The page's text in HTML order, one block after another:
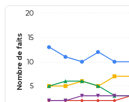
Nombre de faits 5
10
15
20